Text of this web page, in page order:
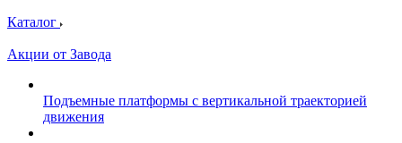
Каталог
Акции от Завода
Подъемные платформы с вертикальной траекторией
движения